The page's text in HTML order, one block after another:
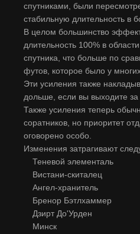
спутниками, были
стабильную длительность в
В целом большинство
длительность 100% в
спутника, что больше по
футов, которое было у многих
Эти усиления также
дольше, если вы выходите
Также усиления теперь
соратников, но приоритет
оговорено особо.
Изменения затрагивают
Теневой элементаль
Вистани-скиталец
Ангел-хранитель
Бренор Бэтлхаммер
Дзирт До'Урден
Минск